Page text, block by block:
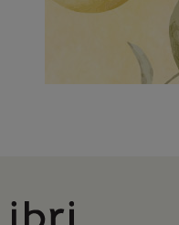
Libri